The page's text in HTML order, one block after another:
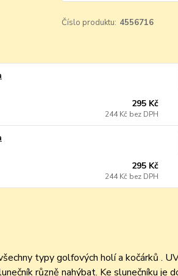
Číslo produktu: 4556716
295 Kč
244 Kč bez DPH
295 Kč
244 Kč bez DPH
typy golfových holí a kočárků .
různě nahýbat. Ke slunečníku je